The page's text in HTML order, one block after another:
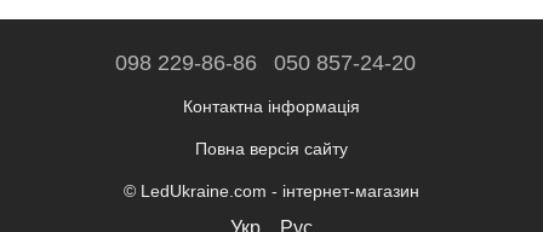
098 229-86-86 050 857-24-20
Контактна інформація
Повна версія сайту
© LedUkraine.com - інтернет-магазин
Укр Рус